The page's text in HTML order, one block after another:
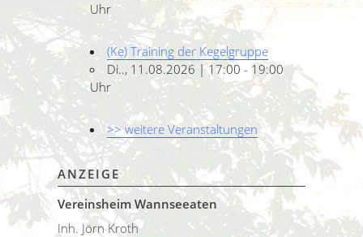
Uhr
(Ke) Training der Kegelgruppe
Di.., 11.08.2026 | 17:00 - 19:00
Uhr
>> weitere Veranstaltungen
ANZEIGE
Vereinsheim Wannseeaten
Inh. Jörn Kroth